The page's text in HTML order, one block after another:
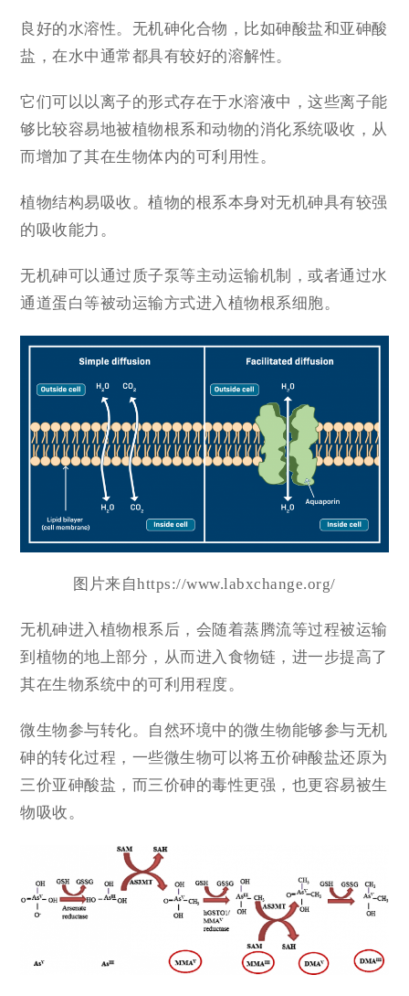
良好的水溶性。无机砷化合物，比如砷酸盐和亚砷酸
盐，在水中通常都具有较好的溶解性。
它们可以以离子的形式存在于水溶液中，这些离子能
够比较容易地被植物根系和动物的消化系统吸收，从
而增加了其在生物体内的可利用性。
植物结构易吸收。植物的根系本身对无机砷具有较强
的吸收能力。
无机砷可以通过质子泵等主动运输机制，或者通过水
通道蛋白等被动运输方式进入植物根系细胞。
图片来自https://www.labxchange.org/
无机砷进入植物根系后，会随着蒸腾流等过程被运输
到植物的地上部分，从而进入食物链，进一步提高了
其在生物系统中的可利用程度。
微生物参与转化。自然环境中的微生物能够参与无机
砷的转化过程，一些微生物可以将五价砷酸盐还原为
三价亚砷酸盐，而三价砷的毒性更强，也更容易被生
物吸收。